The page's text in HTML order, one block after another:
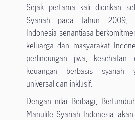
Sejak pertama kali didirikan
Syariah pada tahun 2009,
Indonesia senantiasa
keluarga dan masyarakat
perlindungan jiwa, kesehatan
keuangan berbasis syariah
universal dan inklusif.
Dengan nilai Berbagi,
Manulife Syariah Indonesia